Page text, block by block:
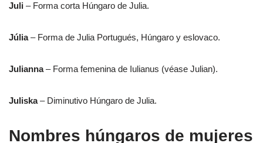
Juli – Forma corta Húngaro de Julia.
Júlia– Forma de Julia Portugués, Húngaro y eslovaco.
Julianna– Forma femenina de Iulianus (véase Julian).
Juliska– Diminutivo Húngaro de Julia.
Nombres húngaros de mujeres